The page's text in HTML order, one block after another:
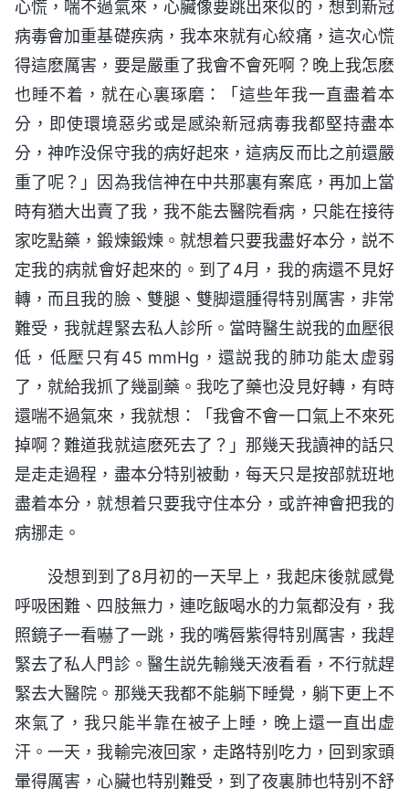
心慌，喘不過氣來，心臟像要跳出來似的，想到新冠
病毒會加重基礎疾病，我本來就有心絞痛，這次心慌
得這麽厲害，要是嚴重了我會不會死啊？晚上我怎麽
也睡不着，就在心裏琢磨：「這些年我一直盡着本
分，即使環境惡劣或是感染新冠病毒我都堅持盡本
分，神咋没保守我的病好起來，這病反而比之前還嚴
重了呢？」因為我信神在中共那裏有案底，再加上當
時有猶大出賣了我，我不能去醫院看病，只能在接待
家吃點藥，鍛煉鍛煉。就想着只要我盡好本分，説不
定我的病就會好起來的。到了4月，我的病還不見好
轉，而且我的臉、雙腿、雙脚還腫得特别厲害，非常
難受，我就趕緊去私人診所。當時醫生説我的血壓很
低，低壓只有45 mmHg，還説我的肺功能太虚弱
了，就給我抓了幾副藥。我吃了藥也没見好轉，有時
還喘不過氣來，我就想：「我會不會一口氣上不來死
掉啊？難道我就這麽死去了？」那幾天我讀神的話只
是走走過程，盡本分特别被動，每天只是按部就班地
盡着本分，就想着只要我守住本分，或許神會把我的
病挪走。
没想到到了8月初的一天早上，我起床後就感覺
呼吸困難、四肢無力，連吃飯喝水的力氣都没有，我
照鏡子一看嚇了一跳，我的嘴唇紫得特别厲害，我趕
緊去了私人門診。醫生説先輸幾天液看看，不行就趕
緊去大醫院。那幾天我都不能躺下睡覺，躺下更上不
來氣了，我只能半靠在被子上睡，晚上還一直出虚
汗。一天，我輸完液回家，走路特别吃力，回到家頭
暈得厲害，心臟也特别難受，到了夜裏肺也特别不舒